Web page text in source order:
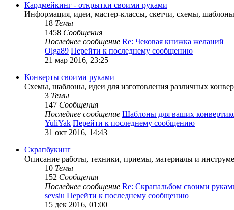
Кардмейкинг - открытки своими руками
Информация, идеи, мастер-классы, скетчи, схемы,
18 Темы
1458 Сообщения
Последнее сообщение Re: Чековая книжка желаний
Olga89 Перейти к последнему сообщению
21 мар 2016, 23:25
Конверты своими руками
Схемы, шаблоны, идеи для изготовления различных
3 Темы
147 Сообщения
Последнее сообщение Шаблоны для ваших
YuliYak Перейти к последнему сообщению
31 окт 2016, 14:43
Скрапбукинг
Описание работы, техники, приемы, материалы и
10 Темы
152 Сообщения
Последнее сообщение Re: Скрапальбом своими
sevsiu Перейти к последнему сообщению
15 дек 2016, 01:00